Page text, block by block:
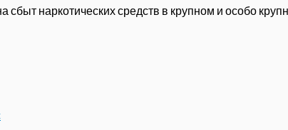
сбыт наркотических средств в крупном и особо